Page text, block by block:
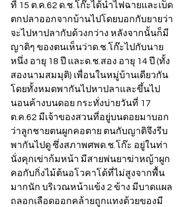
ที่ 15 ต.ค.62 ด.ช.โก๊ะได้นำไฟฉายและเบ็ด
ตกปลาออกจากบ้านไปโดยบอกกับยายว่า
จะไปหาปลากับด้วงกว่าง หลังจากนั้นก็มี
ญาติๆ ของตนเห็นว่าด.ช.โก๊ะไปกับนาย
หนึ่ง อายุ 18 ปี และด.ช.สอง อายุ 14 ปี (ทั้ง
สองนามสมมุติ) เพื่อนในหมู่บ้านเดียวกัน
โดยทั้งหมดพากันไปหาปลาและขึ้นไป
นอนค้างบนดอย กระทั่งบ่ายวันที่ 17
ต.ค.62 มีเจ้าของสวนที่อยู่บนดอยมาบอก
ว่าลูกชายตนผูกคอตาย ตนกับญาติจึงรีบ
พากันไปดู ซึ่งสภาพศพด.ช.โก๊ะ อยู่ในท่า
นั่งคุกเข่าก้มหน้า มีสายพ่นยาฆ่าหญ้าผูก
คอกับกิ่งไม้ต้นอโวคาโด้ที่ไม่สูงจากพื้น
มากนัก บริเวณหน้าแข้ง 2 ข้าง มีบาดแผล
ถลอกเลือดออกคล้ายถูกแทงด้วยของมี